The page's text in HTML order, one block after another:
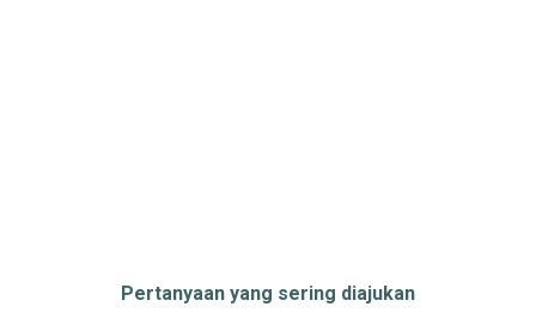
Pertanyaan yang sering diajukan